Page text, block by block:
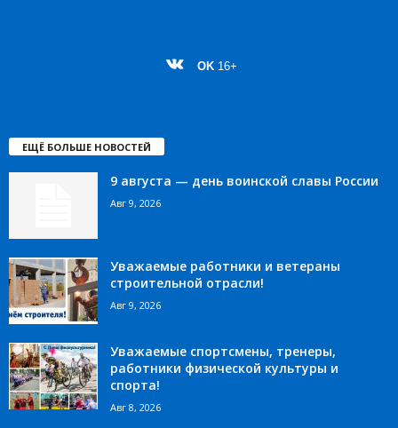
OK 16+
ЕЩЁ БОЛЬШЕ НОВОСТЕЙ
9 августа — день воинской славы России
Авг 9, 2026
Уважаемые работники и ветераны
строительной отрасли!
Авг 9, 2026
Уважаемые спортсмены, тренеры,
работники физической культуры и
спорта!
Авг 8, 2026